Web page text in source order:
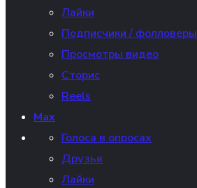
Лайки
Подписчики / фолловеры
Просмотры видео
Сторис
Reels
Max
Голоса в опросах
Друзья
Лайки